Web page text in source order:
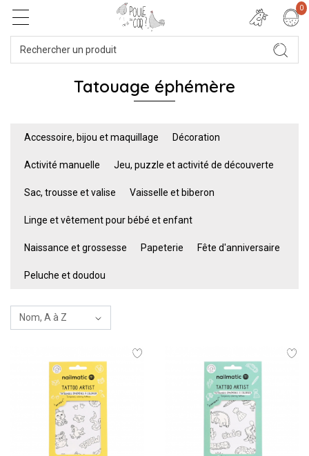
0
Tatouage éphémère
Accessoire, bijou et maquillage Décoration
Activité manuelle Jeu, puzzle et activité de découverte
Sac, trousse et valise Vaisselle et biberon
Linge et vêtement pour bébé et enfant
Naissance et grossesse Papeterie Fête d'anniversaire
Peluche et doudou